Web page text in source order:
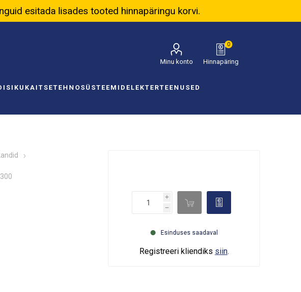
esitada lisades tooted hinnapäringu korvi.
Minu konto Hinnapäring
0
ISIKUKAITSETEHNOSÜSTEEMID ELEKTERTEENUSED
i
h
d 
Esinduses saadaval
Registreeri kliendiks siin.